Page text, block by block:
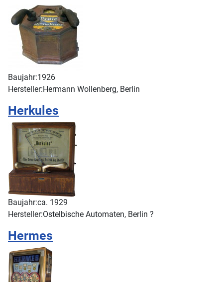
Baujahr:1926
Hersteller:Hermann Wollenberg, Berlin
Herkules
Baujahr:ca. 1929
Hersteller:Ostelbische Automaten, Berlin ?
Hermes